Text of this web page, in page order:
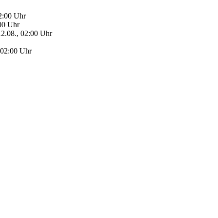
Uhr
Uhr
02:00 Uhr
Uhr